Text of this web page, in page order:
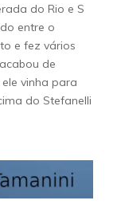
do Rio e S
entre o
e fez vários
de
vinha para
do Stefanelli